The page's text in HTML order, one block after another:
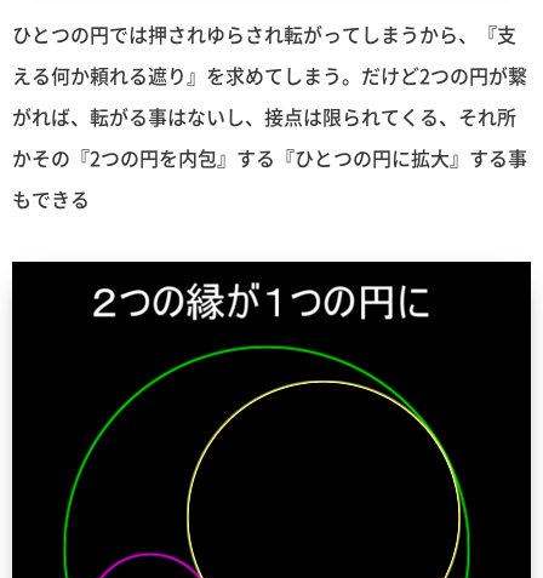
ひとつの円では押されゆらされ転がってしまうから、『支
える何か頼れる遮り』を求めてしまう。だけど2つの円が繋
がれば、転がる事はないし、接点は限られてくる、それ所
かその『2つの円を内包』する『ひとつの円に拡大』する事
もできる